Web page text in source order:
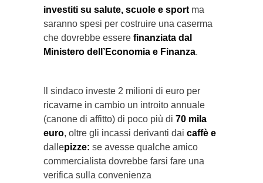
investiti su salute, scuole e sport ma
saranno spesi per costruire una caserma
che dovrebbe essere finanziata dal
Ministero dell’Economia e Finanza.
Il sindaco investe 2 milioni di euro per
ricavarne in cambio un introito annuale
(canone di affitto) di poco più di 70 mila
euro, oltre gli incassi derivanti dai caffè e
dallepizze: se avesse qualche amico
commercialista dovrebbe farsi fare una
verifica sulla convenienza